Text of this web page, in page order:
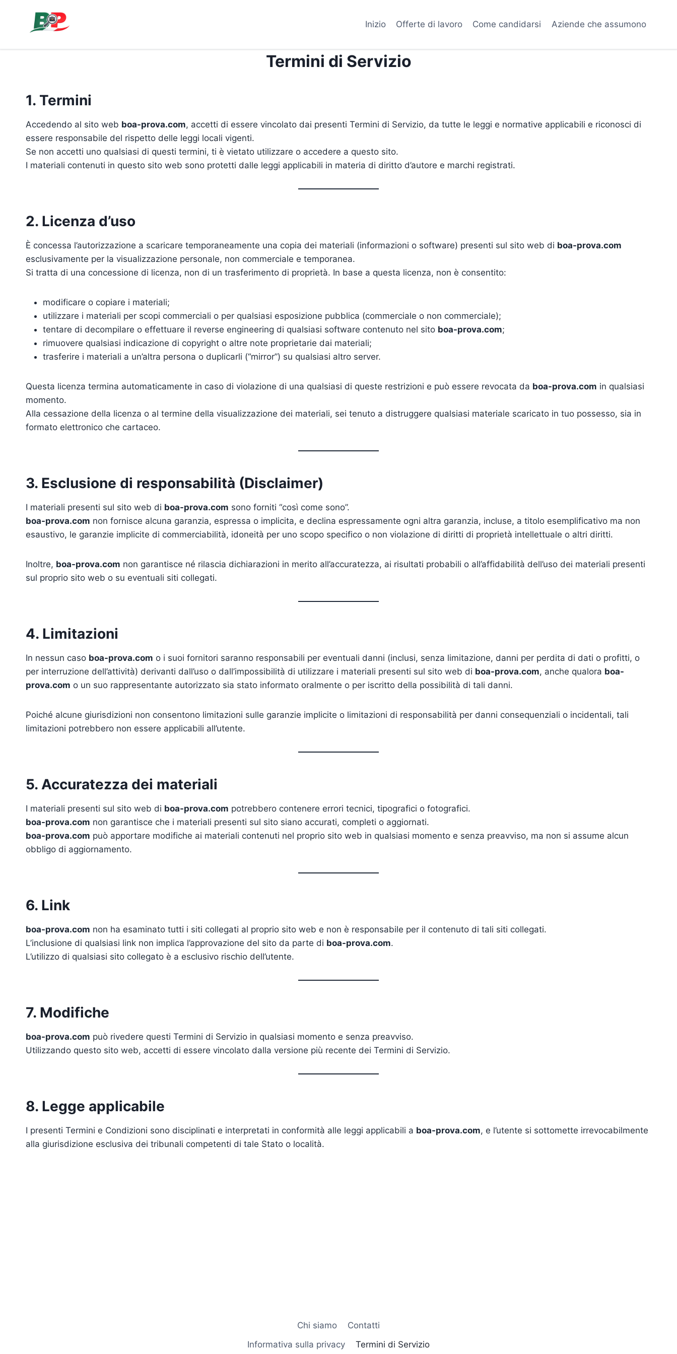
Conteúdo
Inizio Offerte di lavoro Come candidarsi Aziende che assumono
Termini di Servizio
1. Termini
Accedendo al sito web boa-prova.com, accetti di essere vincolato dai presenti Termini di Servizio, da tutte le leggi e normative applicabili e riconosci di
essere responsabile del rispetto delle leggi locali vigenti.
Se non accetti uno qualsiasi di questi termini, ti è vietato utilizzare o accedere a questo sito.
I materiali contenuti in questo sito web sono protetti dalle leggi applicabili in materia di diritto d’autore e marchi registrati.
2. Licenza d’uso
È concessa l’autorizzazione a scaricare temporaneamente una copia dei materiali (informazioni o software) presenti sul sito web di boa-prova.com
esclusivamente per la visualizzazione personale, non commerciale e temporanea.
Si tratta di una concessione di licenza, non di un trasferimento di proprietà. In base a questa licenza, non è consentito:
modificare o copiare i materiali;
utilizzare i materiali per scopi commerciali o per qualsiasi esposizione pubblica (commerciale o non commerciale);
tentare di decompilare o effettuare il reverse engineering di qualsiasi software contenuto nel sito boa-prova.com;
rimuovere qualsiasi indicazione di copyright o altre note proprietarie dai materiali;
trasferire i materiali a un’altra persona o duplicarli (“mirror”) su qualsiasi altro server.
Questa licenza termina automaticamente in caso di violazione di una qualsiasi di queste restrizioni e può essere revocata da boa-prova.com in qualsiasi
momento.
Alla cessazione della licenza o al termine della visualizzazione dei materiali, sei tenuto a distruggere qualsiasi materiale scaricato in tuo possesso, sia in
formato elettronico che cartaceo.
3. Esclusione di responsabilità (Disclaimer)
I materiali presenti sul sito web di boa-prova.com sono forniti “così come sono”.
boa-prova.com non fornisce alcuna garanzia, espressa o implicita, e declina espressamente ogni altra garanzia, incluse, a titolo esemplificativo ma non
esaustivo, le garanzie implicite di commerciabilità, idoneità per uno scopo specifico o non violazione di diritti di proprietà intellettuale o altri diritti.
Inoltre, boa-prova.com non garantisce né rilascia dichiarazioni in merito all’accuratezza, ai risultati probabili o all’affidabilità dell’uso dei materiali presenti
sul proprio sito web o su eventuali siti collegati.
4. Limitazioni
In nessun caso boa-prova.com o i suoi fornitori saranno responsabili per eventuali danni (inclusi, senza limitazione, danni per perdita di dati o profitti, o
per interruzione dell’attività) derivanti dall’uso o dall’impossibilità di utilizzare i materiali presenti sul sito web di boa-prova.com, anche qualora boa-
prova.com o un suo rappresentante autorizzato sia stato informato oralmente o per iscritto della possibilità di tali danni.
Poiché alcune giurisdizioni non consentono limitazioni sulle garanzie implicite o limitazioni di responsabilità per danni consequenziali o incidentali, tali
limitazioni potrebbero non essere applicabili all’utente.
5. Accuratezza dei materiali
I materiali presenti sul sito web di boa-prova.com potrebbero contenere errori tecnici, tipografici o fotografici.
boa-prova.com non garantisce che i materiali presenti sul sito siano accurati, completi o aggiornati.
boa-prova.com può apportare modifiche ai materiali contenuti nel proprio sito web in qualsiasi momento e senza preavviso, ma non si assume alcun
obbligo di aggiornamento.
6. Link
boa-prova.com non ha esaminato tutti i siti collegati al proprio sito web e non è responsabile per il contenuto di tali siti collegati.
L’inclusione di qualsiasi link non implica l’approvazione del sito da parte di boa-prova.com.
L’utilizzo di qualsiasi sito collegato è a esclusivo rischio dell’utente.
7. Modifiche
boa-prova.com può rivedere questi Termini di Servizio in qualsiasi momento e senza preavviso.
Utilizzando questo sito web, accetti di essere vincolato dalla versione più recente dei Termini di Servizio.
8. Legge applicabile
I presenti Termini e Condizioni sono disciplinati e interpretati in conformità alle leggi applicabili a boa-prova.com, e l’utente si sottomette irrevocabilmente
alla giurisdizione esclusiva dei tribunali competenti di tale Stato o località.
Chi siamo
Contatti
Informativa sulla privacy
Termini di Servizio